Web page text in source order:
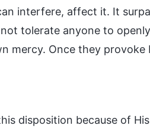
interfere, affect it. It
tolerate anyone to
mercy. Once they
disposition because of